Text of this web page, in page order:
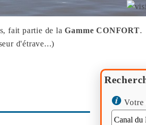
fait partie de laGamme CONFORT.
d'étrave...)
Votre